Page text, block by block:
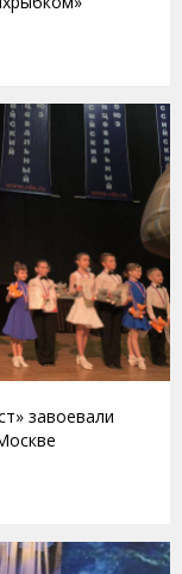
завоевали